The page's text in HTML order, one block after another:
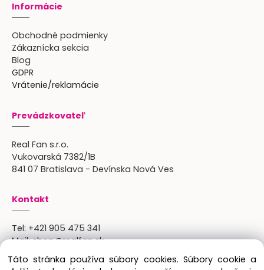
Informácie
Obchodné podmienky
Zákaznícka sekcia
Blog
GDPR
Vrátenie/reklamácie
Prevádzkovateľ
Real Fan s.r.o.
Vukovarská 7382/1B
841 07 Bratislava - Devínska Nová Ves
Kontakt
Tel: +421 905 475 341
Mail:shop@realfan.sk
Zákaznícka linka: 9:00-18:00
Osobný odber: po predchádajúcom dohovore
Táto stránka používa súbory cookies. Súbory cookie a